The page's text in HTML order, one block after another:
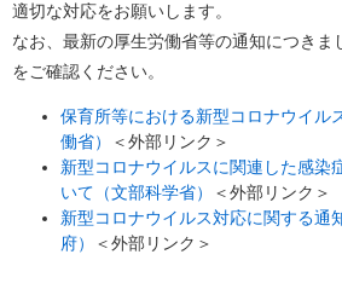
適切な対応をお願いします。
なお、最新の厚生労働省等の通知につきま
をご確認ください。
保育所等における新型コロナウイル
働省）
＜外部リンク＞
新型コロナウイルスに関連した感染
いて（文部科学省）
＜外部リンク＞
新型コロナウイルス対応に関する通
府）
＜外部リンク＞